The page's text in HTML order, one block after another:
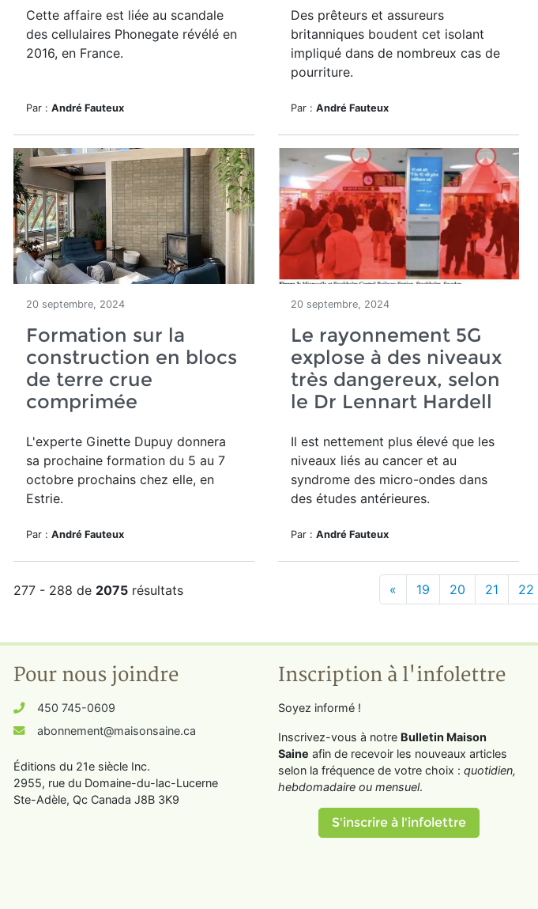
Cette affaire est liée au scandale
des cellulaires Phonegate révélé en
2016, en France.
Par : André Fauteux
Des prêteurs et assureurs
britanniques boudent cet isolant
impliqué dans de nombreux cas de
pourriture.
Par : André Fauteux
20 septembre, 2024
Formation sur la
construction en blocs
de terre crue
comprimée
L'experte Ginette Dupuy donnera
sa prochaine formation du 5 au 7
octobre prochains chez elle, en
Estrie.
Par : André Fauteux
20 septembre, 2024
Le rayonnement 5G
explose à des niveaux
très dangereux, selon
le Dr Lennart Hardell
Il est nettement plus élevé que les
niveaux liés au cancer et au
syndrome des micro-ondes dans
des études antérieures.
Par : André Fauteux
277 - 288 de 2075 résultats « 19 20 21 22
Pour nous joindre
450 745-0609
abonnement@maisonsaine.ca
Éditions du 21e siècle Inc.
2955, rue du Domaine-du-lac-Lucerne
Ste-Adèle, Qc Canada J8B 3K9
Inscription à l'infolettre
Soyez informé !
Inscrivez-vous à notre Bulletin Maison
Saine afin de recevoir les nouveaux articles
selon la fréquence de votre choix : quotidien,
hebdomadaire ou mensuel.
S'inscrire à l'infolettre